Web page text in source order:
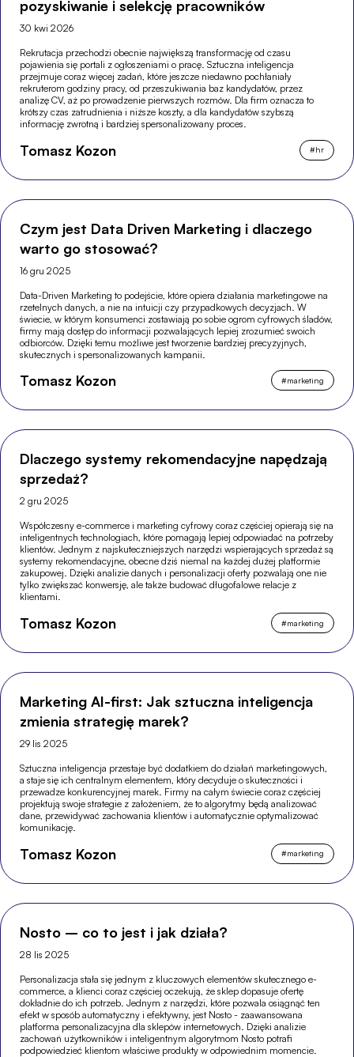
pozyskiwanie i selekcję pracowników
30 kwi 2026
Rekrutacja przechodzi obecnie największą transformację od czasu
pojawienia się portali z ogłoszeniami o pracę. Sztuczna inteligencja
przejmuje coraz więcej zadań, które jeszcze niedawno pochłaniały
rekruterom godziny pracy, od przeszukiwania baz kandydatów, przez
analizę CV, aż po prowadzenie pierwszych rozmów. Dla firm oznacza to
krótszy czas zatrudnienia i niższe koszty, a dla kandydatów szybszą
informację zwrotną i bardziej spersonalizowany proces.
Tomasz Kozon #hr
Czym jest Data Driven Marketing i dlaczego
warto go stosować?
16 gru 2025
Data-Driven Marketing to podejście, które opiera działania marketingowe na
rzetelnych danych, a nie na intuicji czy przypadkowych decyzjach. W
świecie, w którym konsumenci zostawiają po sobie ogrom cyfrowych śladów,
firmy mają dostęp do informacji pozwalających lepiej zrozumieć swoich
odbiorców. Dzięki temu możliwe jest tworzenie bardziej precyzyjnych,
skutecznych i spersonalizowanych kampanii.
Tomasz Kozon #marketing
Dlaczego systemy rekomendacyjne napędzają
sprzedaż?
2 gru 2025
Współczesny e-commerce i marketing cyfrowy coraz częściej opierają się na
inteligentnych technologiach, które pomagają lepiej odpowiadać na potrzeby
klientów. Jednym z najskuteczniejszych narzędzi wspierających sprzedaż są
systemy rekomendacyjne, obecne dziś niemal na każdej dużej platformie
zakupowej. Dzięki analizie danych i personalizacji oferty pozwalają one nie
tylko zwiększać konwersję, ale także budować długofalowe relacje z
klientami.
Tomasz Kozon #marketing
Marketing AI-first: Jak sztuczna inteligencja
zmienia strategię marek?
29 lis 2025
Sztuczna inteligencja przestaje być dodatkiem do działań marketingowych,
a staje się ich centralnym elementem, który decyduje o skuteczności i
przewadze konkurencyjnej marek. Firmy na całym świecie coraz częściej
projektują swoje strategie z założeniem, że to algorytmy będą analizować
dane, przewidywać zachowania klientów i automatycznie optymalizować
komunikację.
Tomasz Kozon #marketing
Nosto – co to jest i jak działa?
28 lis 2025
Personalizacja stała się jednym z kluczowych elementów skutecznego e-
commerce, a klienci coraz częściej oczekują, że sklep dopasuje ofertę
dokładnie do ich potrzeb. Jednym z narzędzi, które pozwala osiągnąć ten
efekt w sposób automatyczny i efektywny, jest Nosto - zaawansowana
platforma personalizacyjna dla sklepów internetowych. Dzięki analizie
zachowań użytkowników i inteligentnym algorytmom Nosto potrafi
podpowiedzieć klientom właściwe produkty w odpowiednim momencie.